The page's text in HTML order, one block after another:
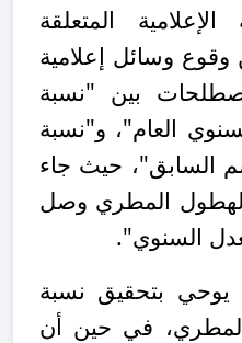
المتعلقة
وقوع وسائل إعلامية
بين "نسبة
العام"، و"نسبة
السابق"، حيث جاء
المطري وصل
يوحي بتحقيق نسبة
في حين أن